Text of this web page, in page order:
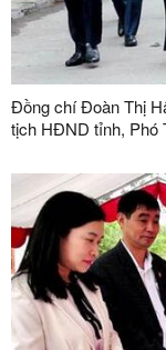
Đồng chí Đoàn Thị
tịch HĐND tỉnh, Phó
và đại biểu HĐND
Thụ